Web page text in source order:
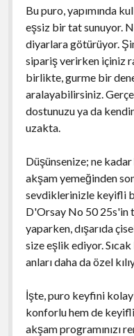
Bu puro, yapımında
eşsiz bir tat sunuyor.
diyarlara götürüyor.
sipariş verirken içiniz
birlikte, gurme bir
aralayabilirsiniz.
dostunuzu ya da
uzakta.
Düşünsenize; ne
akşam yemeğinden
sevdiklerinizle keyifli
D'Orsay No 50 25s'in
yaparken, dışarıda
size eşlik ediyor.
anları daha da özel
İşte, puro keyfini
konforlu hem de
akşam programınızı